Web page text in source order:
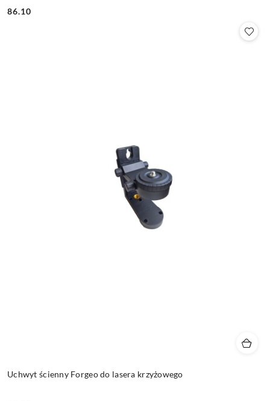
Cena:
86.10
Uchwyt ścienny Forgeo do lasera krzyżowego